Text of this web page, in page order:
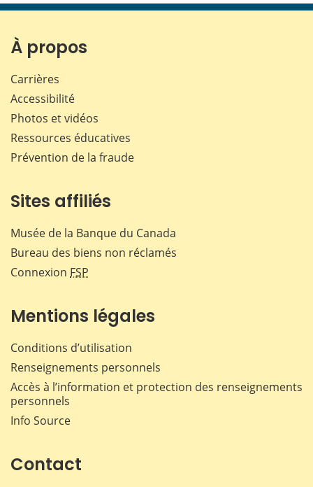
page page page page
À propos
Carrières
Accessibilité
Photos et vidéos
Ressources éducatives
Prévention de la fraude
Sites affiliés
Musée de la Banque du Canada
Bureau des biens non réclamés
Connexion FSP
Mentions légales
Conditions d’utilisation
Renseignements personnels
Accès à l’information et protection des renseignements
personnels
Info Source
Contact